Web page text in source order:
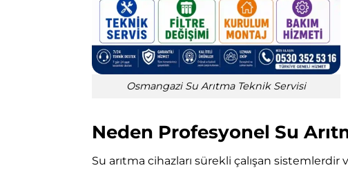
Osmangazi Su Arıtma Teknik Servisi
Neden Profesyonel Su
Su arıtma cihazları sürekli çalışan